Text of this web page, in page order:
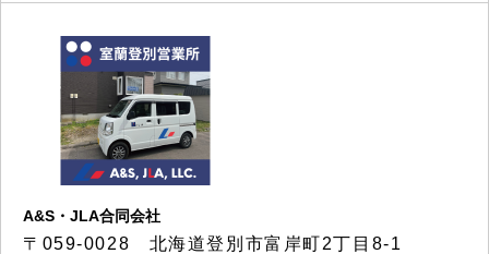
A&S・JLA合同会社
〒 059-0028 北海道登別市富岸町2丁目 8-1